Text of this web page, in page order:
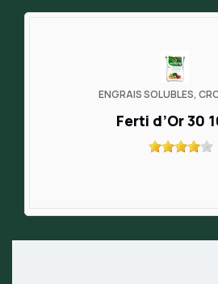
ENGRAIS SOLUBLES,
Ferti d’Or 30